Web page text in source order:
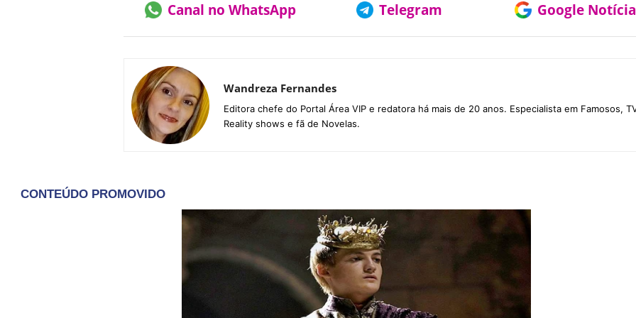
Canal no WhatsApp Telegram Google
Wandreza Fernandes
Editora chefe do Portal Área VIP e redatora há mais de 20 anos. Especialista em Famosos,
Reality shows e fã de Novelas.